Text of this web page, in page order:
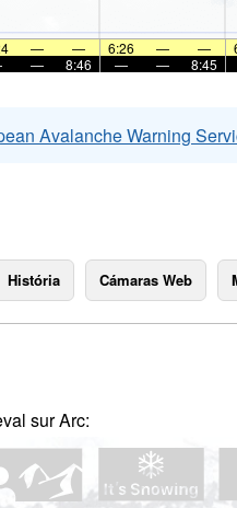
— — 6:26 — —
— 8:46 — — 8:45
Avalanche Warning
História Cámaras Web
sur Arc: